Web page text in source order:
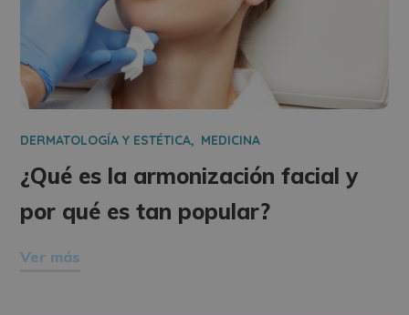
DERMATOLOGÍA Y ESTÉTICA MEDICINA
¿Qué es la armonización facial y
por qué es tan popular?
Ver más